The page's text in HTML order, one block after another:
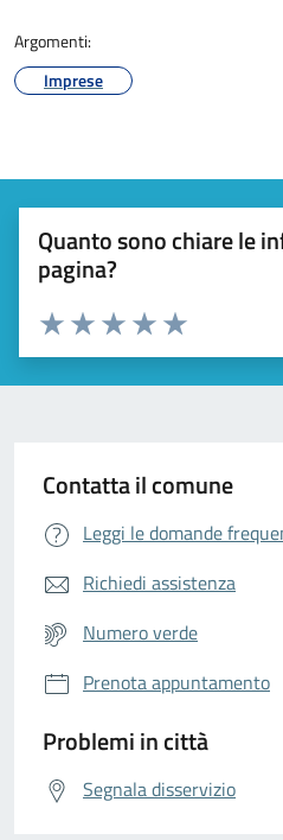
Argomenti:
Imprese
Quanto sono chiare le
pagina?
Valuta da 1 a 5 stelle la pagina
Valuta 5 stelle
Valuta 4 stelle su 5
Valuta 3 stelle su 5
Valuta 2 stelle su 5
Valuta 1 stelle su 5
Contatta il comune
Leggi le domande
Richiedi assistenza
Numero verde
Prenota appuntamento
Problemi in città
Segnala disservizio